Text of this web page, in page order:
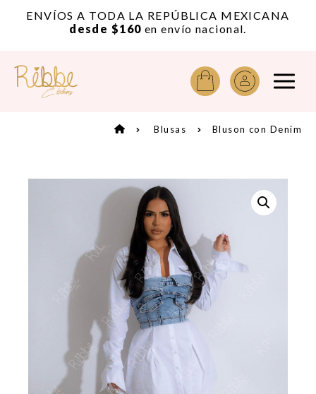
ENVÍOS A TODA LA REPÚBLICA MEXICANA
desde $160 en envío nacional.
Blusas Bluson con Denim